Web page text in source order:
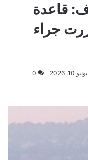
قاعدة
جراء
2026
0